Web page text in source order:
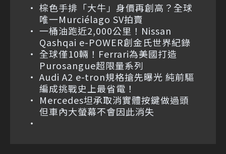
棕色手排「大牛」身價再創高？全球
唯一Murciélago SV拍賣
一桶油跑近2,000公里！Nissan
Qashqai e-POWER創金氏世界紀錄
全球僅10輛！Ferrari為美國打造
Purosangue超限量系列
Audi A2 e-tron規格搶先曝光 純前驅
編成挑戰史上最省電！
Mercedes坦承取消實體按鍵做過頭
但車內大螢幕不會因此消失